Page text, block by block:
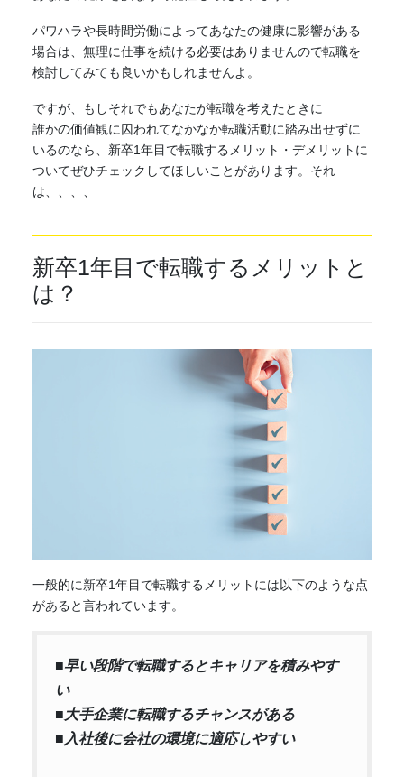
パワハラや長時間労働によってあなたの健康に影響がある
場合は、無理に仕事を続ける必要はありませんので転職を
検討してみても良いかもしれませんよ。
ですが、もしそれでもあなたが転職を考えたときに
誰かの価値観に囚われてなかなか転職活動に踏み出せずに
いるのなら、新卒1年目で転職するメリット・デメリットに
ついてぜひチェックしてほしいことがあります。それ
は、、、、
新卒1年目で転職するメリットと
は？
一般的に新卒1年目で転職するメリットには以下のような点
があると言われています。
■早い段階で転職するとキャリアを積みやす
い
■大手企業に転職するチャンスがある
■入社後に会社の環境に適応しやすい